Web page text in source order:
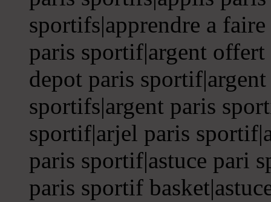
sportifs|apprendre a
paris sportif|argent
depot paris
sportifs|argent paris
sportif|arjel paris
paris sportif|astuce pari
paris sportif